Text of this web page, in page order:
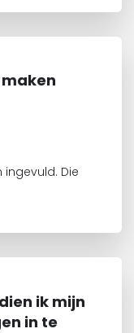
Die
ik mijn
in te